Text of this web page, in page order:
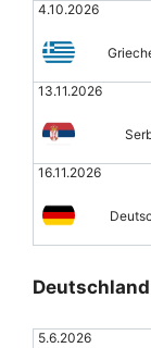
4.10.2026
13.11.2026
16.11.2026
5.6.2026